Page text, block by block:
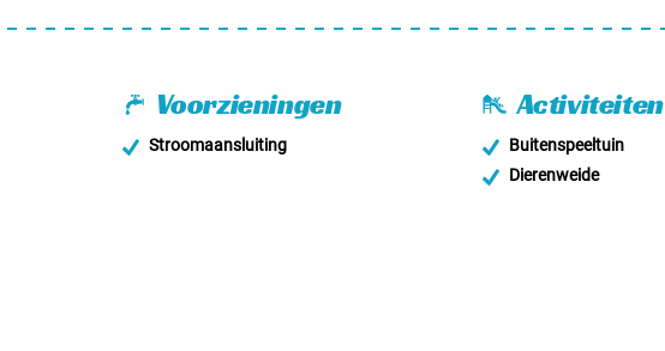
Voorzieningen
Stroomaansluiting
Activiteiten
Buitenspeeltuin
Dierenweide